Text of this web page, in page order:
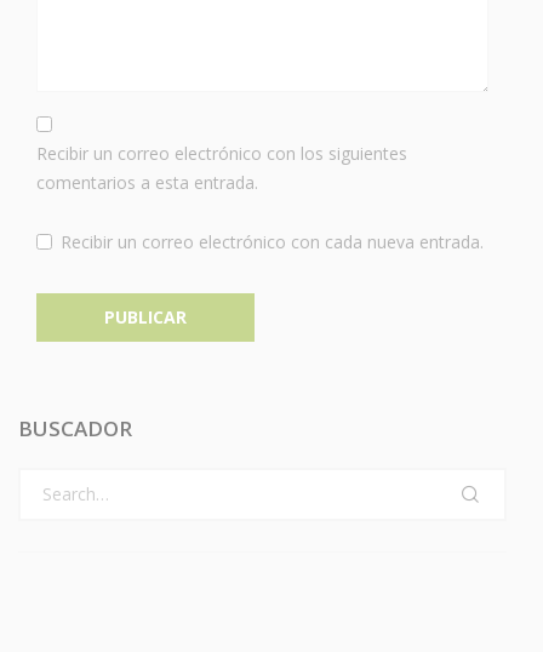
Recibir un correo electrónico con los siguientes
comentarios a esta entrada.
Recibir un correo electrónico con cada nueva entrada.
BUSCADOR